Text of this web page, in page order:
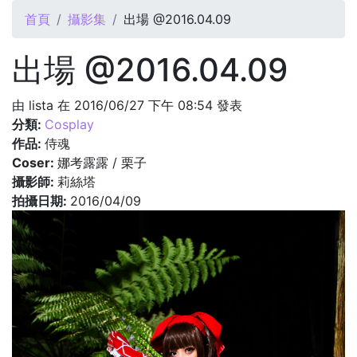
您在這裡
首頁 攝影集 出場 @2016.04.09
出場 @2016.04.09
由 lista 在 2016/06/27 下午 08:54 發表
分類: Cosplay
作品: 侍魂
Coser: 娜考露露 / 栗子
攝影師: 莉絲塔
拍攝日期: 2016/04/09